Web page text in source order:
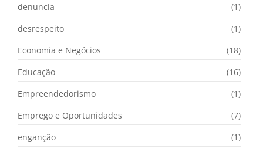
denuncia
(1)
desrespeito
(1)
Economia e Negócios
(18)
Educação
(16)
Empreendedorismo
(1)
Emprego e Oportunidades
(7)
enganção
(1)